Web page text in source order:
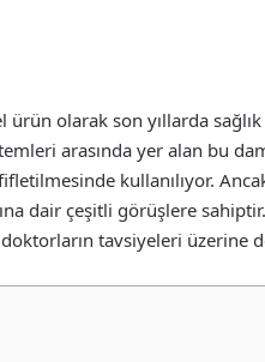
olarak son yıllarda
arasında yer alan bu
kullanılıyor.
dair çeşitli görüşlere
tavsiyeleri üzerine